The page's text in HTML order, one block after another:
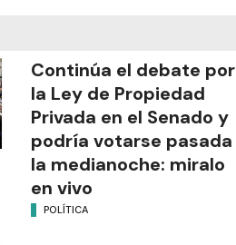
Continúa el debate por
la Ley de Propiedad
Privada en el Senado y
podría votarse pasada
la medianoche: miralo
en vivo
POLÍTICA